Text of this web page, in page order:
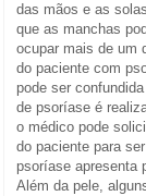
das mãos e as
que as manchas
ocupar mais de um
do paciente com
pode ser
de psoríase é
o médico pode
do paciente para
psoríase apresenta
Além da pele,